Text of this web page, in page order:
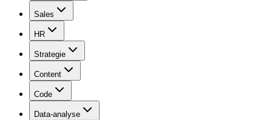
Sales
HR
Strategie
Content
Code
Data-analyse